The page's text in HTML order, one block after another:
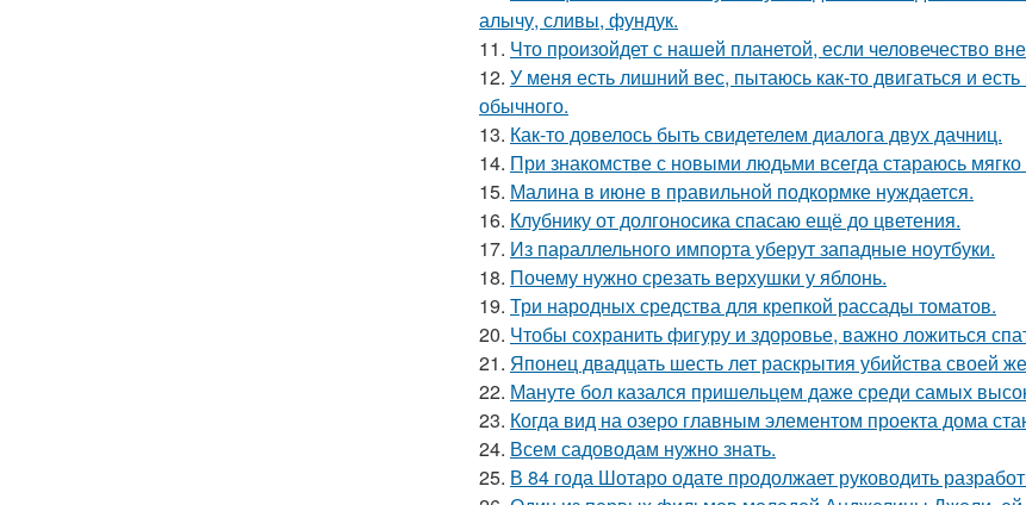
алычу, сливы, фундук.
11. Что произойдет с нашей планетой, если человечество
12. У меня есть лишний вес, пытаюсь как-то двигаться и
обычного.
13. Как-то довелось быть свидетелем диалога двух дачниц.
14. При знакомстве с новыми людьми всегда стараюсь мягко
15. Малина в июне в правильной подкормке нуждается.
16. Клубнику от долгоносика спасаю ещё до цветения.
17. Из параллельного импорта уберут западные ноутбуки.
18. Почему нужно срезать верхушки у яблонь.
19. Три народных средства для крепкой рассады томатов.
20. Чтобы сохранить фигуру и здоровье, важно ложиться
21. Японец двадцать шесть лет раскрытия убийства своей
22. Мануте бол казался пришельцем даже среди самых
23. Когда вид на озеро главным элементом проекта дома
24. Всем садоводам нужно знать.
25. В 84 года Шотаро одате продолжает руководить